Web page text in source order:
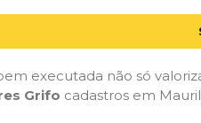
executada não só
Grifo cadastros em